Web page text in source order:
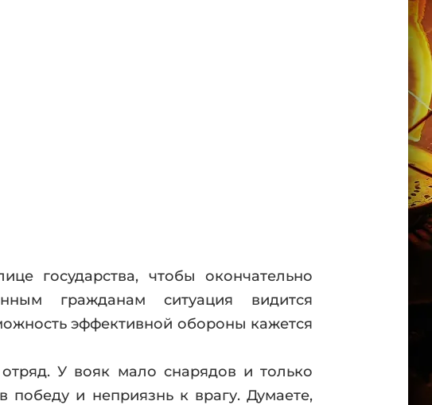
государства, чтобы окончательно
гражданам ситуация видится
эффективной обороны кажется
У вояк мало снарядов и только
победу и неприязнь к врагу. Думаете,